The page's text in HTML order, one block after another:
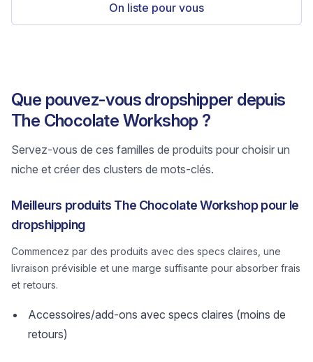
On liste pour vous
Que pouvez-vous dropshipper depuis
The Chocolate Workshop ?
Servez-vous de ces familles de produits pour choisir un
niche et créer des clusters de mots-clés.
Meilleurs produits The Chocolate Workshop pour le
dropshipping
Commencez par des produits avec des specs claires, une
livraison prévisible et une marge suffisante pour absorber frais
et retours.
Accessoires/add-ons avec specs claires (moins de
retours)